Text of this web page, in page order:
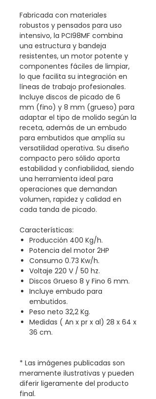
Fabricada con materiales
robustos y pensados para uso
intensivo, la PCI98MF combina
una estructura y bandeja
resistentes, un motor potente y
componentes fáciles de limpiar,
lo que facilita su integración en
líneas de trabajo profesionales.
Incluye discos de picado de 6
mm (fino) y 8 mm (grueso) para
adaptar el tipo de molido según la
receta, además de un embudo
para embutidos que amplía su
versatilidad operativa. Su diseño
compacto pero sólido aporta
estabilidad y confiabilidad, siendo
una herramienta ideal para
operaciones que demandan
volumen, rapidez y calidad en
cada tanda de picado.
Características:
Producción 400 Kg/h.
Potencia del motor 2HP
Consumo 0.73 Kw/h.
Voltaje 220 V / 50 hz.
Discos Grueso 8 y Fino 6 mm.
Incluye embudo para
embutidos.
Peso neto 32,2 Kg.
Medidas ( An x pr x al) 28 x 64 x
36 cm.
* Las imágenes publicadas son
meramente ilustrativas y pueden
diferir ligeramente del producto
final.